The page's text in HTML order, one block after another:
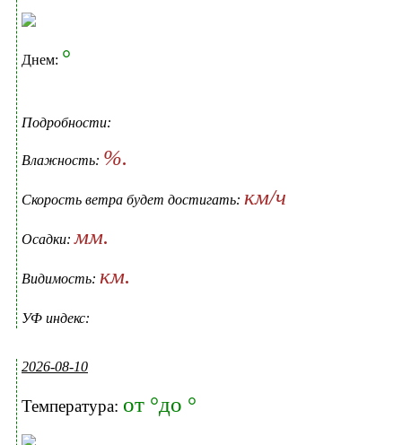
Днем: °
Подробности:
Влажность: %.
Скорость ветра будет достигать: км/ч
Осадки:мм.
Видимость: км.
УФ индекс:
2026-08-10
Температура: от °до °